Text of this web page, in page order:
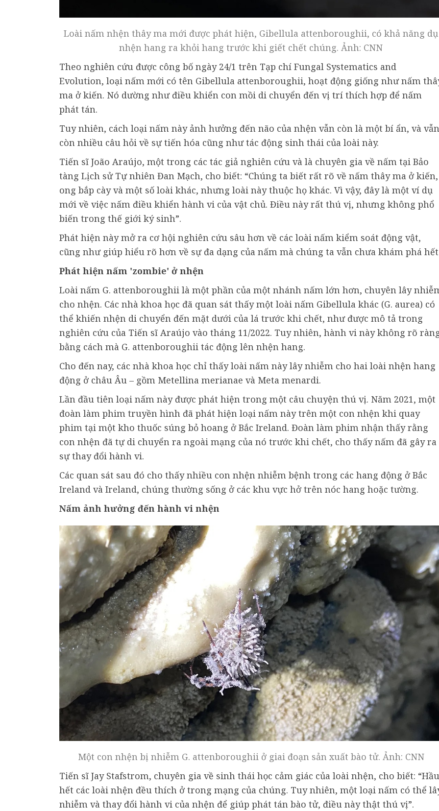
Loài nấm nhện thây ma mới được phát hiện, Gibellula attenboroughii, có khả năng dụ
nhện hang ra khỏi hang trước khi giết chết chúng. Ảnh: CNN
Theo nghiên cứu được công bố ngày 24/1 trên Tạp chí Fungal Systematics and
Evolution, loại nấm mới có tên Gibellula attenboroughii, hoạt động giống như nấm
ma ở kiến. Nó dường như điều khiển con mồi di chuyển đến vị trí thích hợp để nấm
phát tán.
Tuy nhiên, cách loại nấm này ảnh hưởng đến não của nhện vẫn còn là một bí ẩn, và vẫn
còn nhiều câu hỏi về sự tiến hóa cũng như tác động sinh thái của loài này.
Tiến sĩ João Araújo, một trong các tác giả nghiên cứu và là chuyên gia về nấm tại Bảo
tàng Lịch sử Tự nhiên Đan Mạch, cho biết: “Chúng ta biết rất rõ về nấm thây ma ở kiến,
ong bắp cày và một số loài khác, nhưng loài này thuộc họ khác. Vì vậy, đây là một ví dụ
mới về việc nấm điều khiển hành vi của vật chủ. Điều này rất thú vị, nhưng không phổ
biến trong thế giới ký sinh”.
Phát hiện này mở ra cơ hội nghiên cứu sâu hơn về các loài nấm kiểm soát động vật,
cũng như giúp hiểu rõ hơn về sự đa dạng của nấm mà chúng ta vẫn chưa khám phá
Phát hiện nấm 'zombie' ở nhện
Loài nấm G. attenboroughii là một phần của một nhánh nấm lớn hơn, chuyên lây
cho nhện. Các nhà khoa học đã quan sát thấy một loài nấm Gibellula khác (G. aurea) có
thể khiến nhện di chuyển đến mặt dưới của lá trước khi chết, như được mô tả trong
nghiên cứu của Tiến sĩ Araújo vào tháng 11/2022. Tuy nhiên, hành vi này không rõ
bằng cách mà G. attenboroughii tác động lên nhện hang.
Cho đến nay, các nhà khoa học chỉ thấy loài nấm này lây nhiễm cho hai loài nhện hang
động ở châu Âu – gồm Metellina merianae và Meta menardi.
Lần đầu tiên loại nấm này được phát hiện trong một câu chuyện thú vị. Năm 2021, một
đoàn làm phim truyền hình đã phát hiện loại nấm này trên một con nhện khi quay
phim tại một kho thuốc súng bỏ hoang ở Bắc Ireland. Đoàn làm phim nhận thấy rằng
con nhện đã tự di chuyển ra ngoài mạng của nó trước khi chết, cho thấy nấm đã gây ra
sự thay đổi hành vi.
Các quan sát sau đó cho thấy nhiều con nhện nhiễm bệnh trong các hang động ở Bắc
Ireland và Ireland, chúng thường sống ở các khu vực hở trên nóc hang hoặc tường.
Nấm ảnh hưởng đến hành vi nhện
Một con nhện bị nhiễm G. attenboroughii ở giai đoạn sản xuất bào tử. Ảnh: CNN
Tiến sĩ Jay Stafstrom, chuyên gia về sinh thái học cảm giác của loài nhện, cho biết: “Hầu
hết các loài nhện đều thích ở trong mạng của chúng. Tuy nhiên, một loại nấm có thể
nhiễm và thay đổi hành vi của nhện để giúp phát tán bào tử, điều này thật thú vị”.